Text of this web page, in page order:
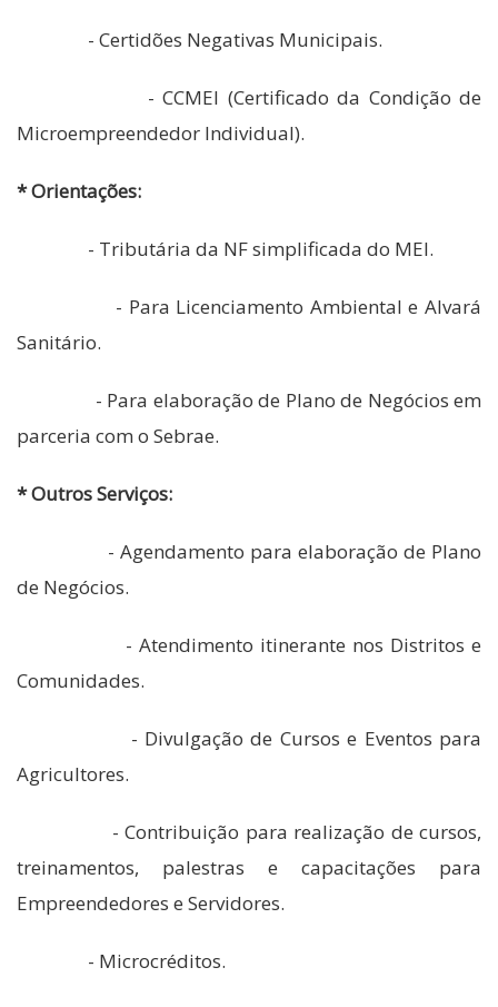
- Certidões Negativas Municipais.
- CCMEI (Certificado da Condição de
Microempreendedor Individual).
* Orientações:
- Tributária da NF simplificada do MEI.
- Para Licenciamento Ambiental e Alvará
Sanitário.
- Para elaboração de Plano de Negócios em
parceria com o Sebrae.
* Outros Serviços:
- Agendamento para elaboração de Plano
de Negócios.
- Atendimento itinerante nos Distritos e
Comunidades.
- Divulgação de Cursos e Eventos para
Agricultores.
- Contribuição para realização de cursos,
treinamentos, palestras e capacitações para
Empreendedores e Servidores.
- Microcréditos.